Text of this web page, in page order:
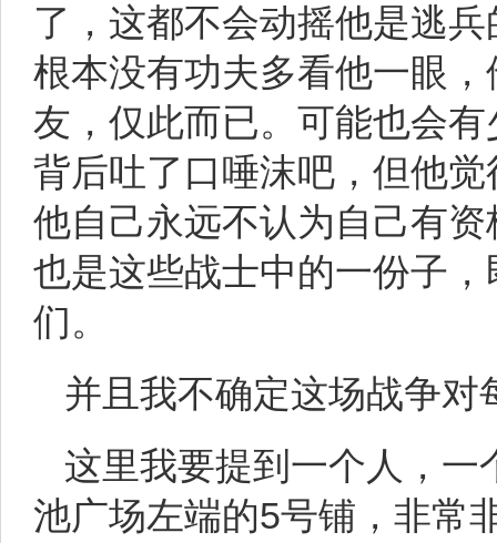
了，这都不会动摇他是逃
根本没有功夫多看他一眼
友，仅此而已。可能也会
背后吐了口唾沫吧，但他
他自己永远不认为自己有
也是这些战士中的一份子
们。
并且我不确定这场战争
这里我要提到一个人，一
池广场左端的5号铺，非常